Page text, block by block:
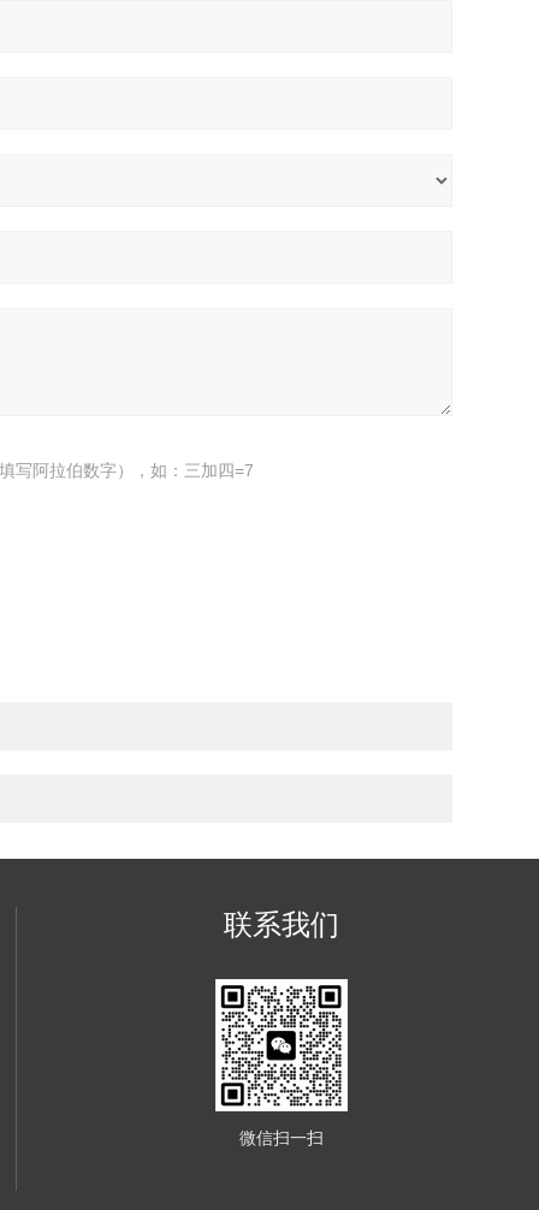
写阿拉伯数字），如：三加四=7
联系我们
微信扫一扫